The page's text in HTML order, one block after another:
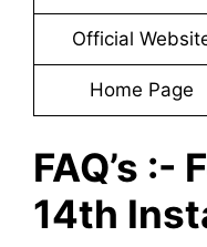
Official
Home Page
FAQ’s :-
14th